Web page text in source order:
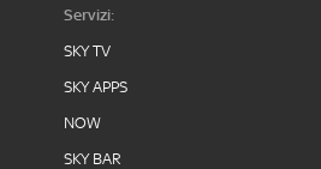
Servizi:
SKY TV
SKY APPS
NOW
SKY BAR